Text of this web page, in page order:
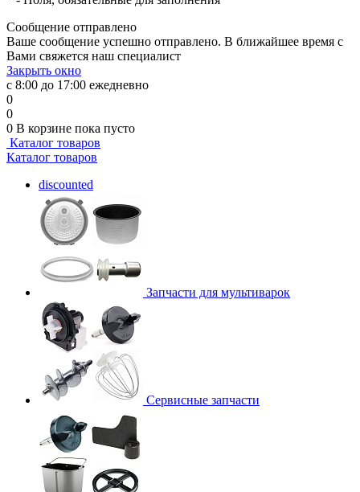
Сообщение отправлено
Ваше сообщение успешно отправлено. В ближайшее время с
Вами свяжется наш специалист
Закрыть окно
с 8:00 до 17:00 ежедневно
0
0
0 В корзине пока пусто
Каталог товаров
Каталог товаров
discounted
Запчасти для мультиварок
Сервисные запчасти